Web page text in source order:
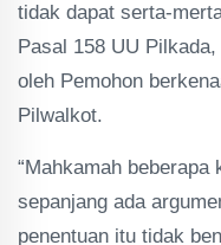
tidak dapat serta-
Pasal 158 UU
oleh Pemohon
Pilwalkot.
“Mahkamah
sepanjang ada
penentuan itu tidak